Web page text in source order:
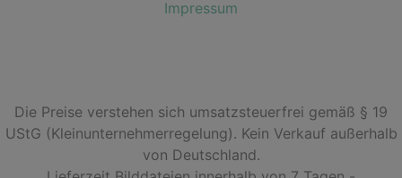
Impressum
Die Preise verstehen sich umsatzsteuerfrei gemäß § 19
UStG (Kleinunternehmerregelung). Kein Verkauf außerhalb
von Deutschland.